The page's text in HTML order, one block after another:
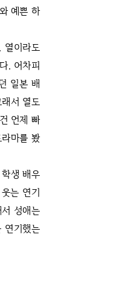
예쁜 하
열이라도
. 어차피
일본 배
서 열도
언제 빠
마를 봤
생 배우
는 연기
성애는
연기했는